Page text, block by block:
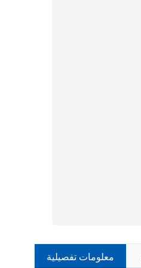
معلومات تفصيلية